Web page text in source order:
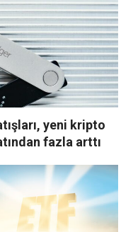
yeni kripto
fazla arttı